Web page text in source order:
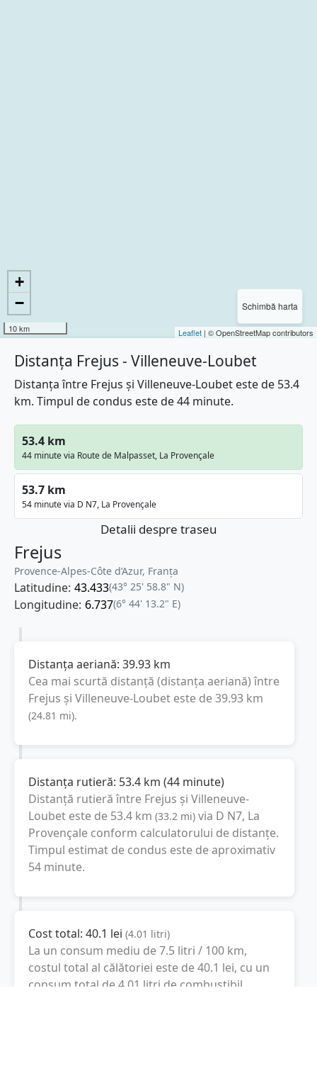
Schimbă harta
+
−
10 km Leaflet | © OpenStreetMap contributors
Distanța Frejus - Villeneuve-Loubet
Distanța între Frejus și Villeneuve-Loubet este de 53.4
km. Timpul de condus este de 44 minute.
53.4 km
44 minute via Route de Malpasset, La Provençale
53.7 km
54 minute via D N7, La Provençale
Detalii despre traseu
Frejus
Provence-Alpes-Côte d’Azur, Franţa
Latitudine: 43.433(43° 25' 58.8" N)
Longitudine: 6.737(6° 44' 13.2" E)
Distanța aeriană: 39.93 km
Cea mai scurtă distanță (distanța aeriană) între
Frejus și Villeneuve-Loubet este de39.93 km
(24.81 mi).
Distanța rutieră: 53.4 km (44 minute)
Distanță rutieră între Frejus și Villeneuve-
Loubet este de 53.4 km (33.2 mi) via D N7, La
Provençale conform calculatorului de distanțe.
Timpul estimat de condus este de aproximativ
54 minute.
Cost total: 40.1 lei (4.01 litri)
La un consum mediu de7.5 litri / 100 km,
costul total al călătoriei este de40.1 lei, cu un
consum total de4.01 litri de combustibil.